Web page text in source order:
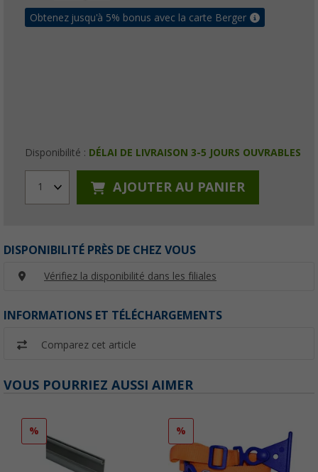
Obtenez jusqu'à 5% bonus avec la carte Berger
Disponibilité : DÉLAI DE LIVRAISON 3-5 JOURS OUVRABLES
1 AJOUTER AU PANIER
DISPONIBILITÉ PRÈS DE CHEZ VOUS
Vérifiez la disponibilité dans les filiales
INFORMATIONS ET TÉLÉCHARGEMENTS
Comparez cet article
VOUS POURRIEZ AUSSI AIMER
% %